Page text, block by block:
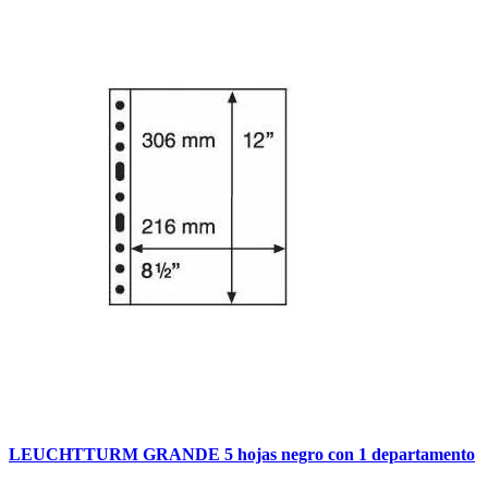
LEUCHTTURM GRANDE 5 hojas negro con 1 departamento